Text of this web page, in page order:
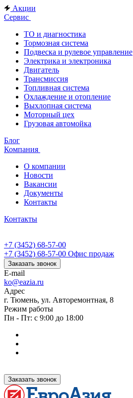
Акции
Сервис
ТО и диагностика
Тормозная система
Подвеска и рулевое управление
Электрика и электроника
Двигатель
Трансмиссия
Топливная система
Охлаждение и отопление
Выхлопная система
Моторный цех
Грузовая автомойка
Блог
Компания
О компании
Новости
Вакансии
Документы
Контакты
Контакты
+7 (3452) 68-57-00
+7 (3452) 68-57-00 Офис продаж
Заказать звонок
E-mail
ko@eazia.ru
Адрес
г. Тюмень, ул. Авторемонтная, 8
Режим работы
Пн - Пт: с 9:00 до 18:00
Заказать звонок